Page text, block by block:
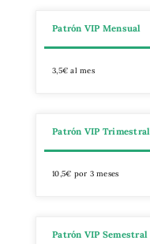
Patrón VIP Mensual
3,5€ al mes
Patrón VIP Trimestral
10,5€ por 3 meses
Patrón VIP Semestral